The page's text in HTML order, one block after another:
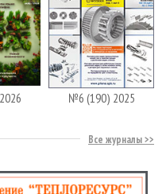
№6 (190) 2025
Все журналы